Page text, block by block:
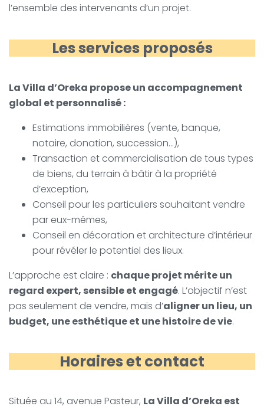
l’ensemble des intervenants d’un projet.
Les services proposés
La Villa d’Oreka propose un accompagnement
global et personnalisé :
Estimations immobilières (vente, banque,
notaire, donation, succession…),
Transaction et commercialisation de tous types
de biens, du terrain à bâtir à la propriété
d’exception,
Conseil pour les particuliers souhaitant vendre
par eux-mêmes,
Conseil en décoration et architecture d’intérieur
pour révéler le potentiel des lieux.
L’approche est claire : chaque projet mérite un
regard expert, sensible et engagé. L’objectif n’est
pas seulement de vendre, mais d’aligner un lieu, un
budget, une esthétique et une histoire de vie.
Horaires et contact
Située au 14, avenue Pasteur, La Villa d’Oreka est